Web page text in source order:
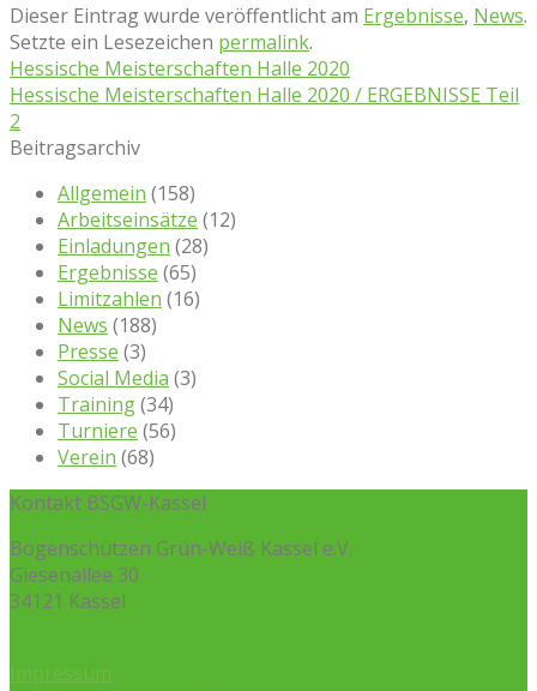
Dieser Eintrag wurde veröffentlicht am Ergebnisse, News.
Setzte ein Lesezeichen permalink.
Hessische Meisterschaften Halle 2020
Hessische Meisterschaften Halle 2020 / ERGEBNISSE Teil
2
Beitragsarchiv
Allgemein (158)
Arbeitseinsätze (12)
Einladungen (28)
Ergebnisse (65)
Limitzahlen (16)
News (188)
Presse (3)
Social Media (3)
Training(34)
Turniere (56)
Verein (68)
Kontakt BSGW-Kassel
Bogenschützen Grün-Weiß Kassel e.V.
Giesenallee 30
34121 Kassel
Impressum